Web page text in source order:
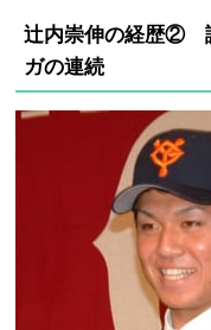
辻内崇伸の経歴②
ガの連続